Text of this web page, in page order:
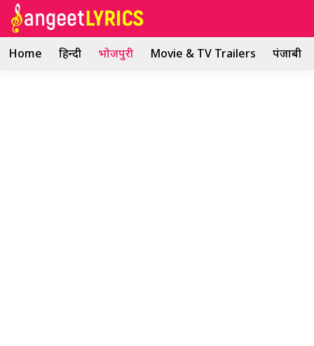
Skip
Home हिन्दी भोजपुरी Movie & TV Trailers पंजाबी